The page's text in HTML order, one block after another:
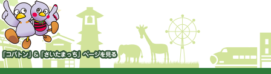
「コバトン」&「さいたまっ